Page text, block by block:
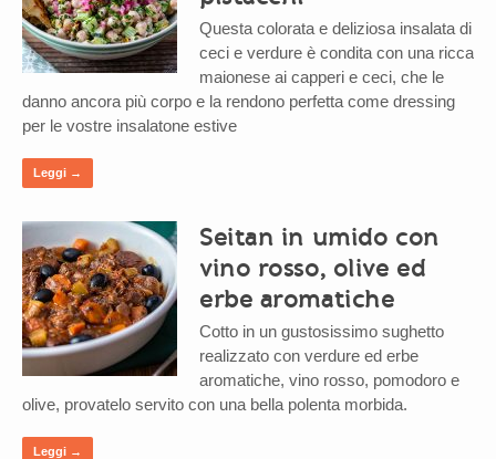
Questa colorata e deliziosa insalata di
ceci e verdure è condita con una ricca
maionese ai capperi e ceci, che le
danno ancora più corpo e la rendono perfetta come dressing
per le vostre insalatone estive
Leggi →
Seitan in umido con
vino rosso, olive ed
erbe aromatiche
Cotto in un gustosissimo sughetto
realizzato con verdure ed erbe
aromatiche, vino rosso, pomodoro e
olive, provatelo servito con una bella polenta morbida.
Leggi →